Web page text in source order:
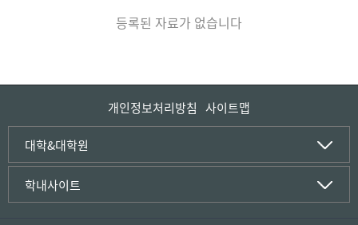
등록된 자료가 없습니다
개인정보처리방침 사이트맵
대학&대학원
인문사회·IT대학
인문·문화학부
국어국문학전공
중국어문·문화학전공
학내사이트
국립경국대학교
(재)국립경국대학교발전기금